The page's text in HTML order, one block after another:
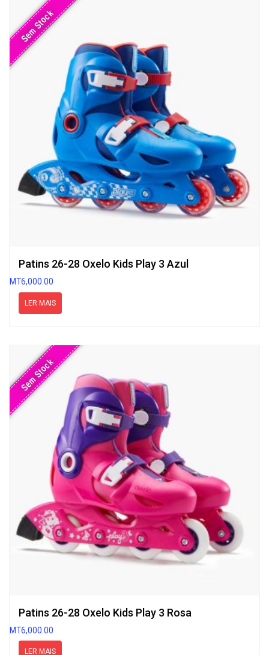
Sem Stock
Patins 26-28 Oxelo Kids Play 3 Azul
MT6,000.00
LER MAIS
Sem Stock
Patins 26-28 Oxelo Kids Play 3 Rosa
MT6,000.00
LER MAIS